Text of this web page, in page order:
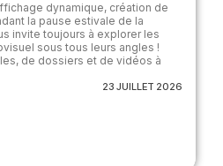
dynamique, création de
la pause estivale de la
invite toujours à explorer les
sous tous leurs angles !
de dossiers et de vidéos à
23 JUILLET 2026